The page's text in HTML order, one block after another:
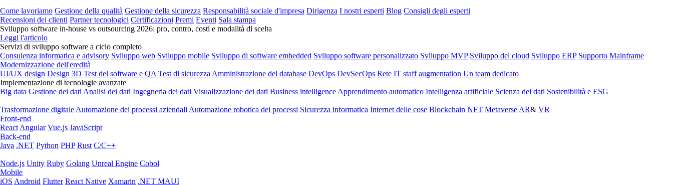
Come lavoriamo Gestione della qualità Gestione della sicurezza Responsabilità sociale d'impresa Dirigenza I nostri esperti Blog Consigli degli esperti
Recensioni dei clienti Partner tecnologici Certificazioni Premi Eventi Sala stampa
Sviluppo software in-house vs outsourcing 2026: pro, contro, costi e modalità di scelta
Leggi l'articolo
Servizi di sviluppo software a ciclo completo
Consulenza informatica e advisory Sviluppo web Sviluppo mobile Sviluppo di software embedded Sviluppo software personalizzato Sviluppo MVP Sviluppo del cloud Sviluppo ERP Supporto Mainframe
Modernizzazione dell'eredità
UI/UX design Design 3D Test del software e QA Test di sicurezza Amministrazione del database DevOps DevSecOps Rete IT staff augmentation Un team dedicato
Implementazione di tecnologie avanzate
Big data Gestione dei dati Analisi dei dati Ingegneria dei dati Visualizzazione dei dati Business intelligence Apprendimento automatico Intelligenza artificiale Scienza dei dati Sostenibilità e ESG
Trasformazione digitale Automazione dei processi aziendali Automazione robotica dei processi Sicurezza informatica Internet delle cose Blockchain NFT Metaverse AR& VR
Front-end
React Angular Vue.js JavaScript
Back-end
Java .NET Python PHP Rust C/C++
Node.js Unity Ruby Golang Unreal Engine Cobol
Mobile
iOS Android Flutter React Native Xamarin .NET MAUI